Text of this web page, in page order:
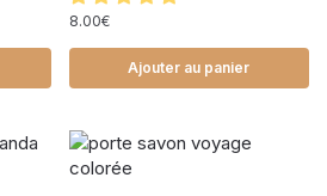
8.00€
Ajouter au panier